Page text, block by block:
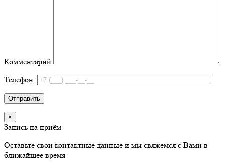
Комментарий
Телефон:
×
Запись на приём
Оставьте свои контактные данные и мы свяжемся с Вами в
ближайшее время